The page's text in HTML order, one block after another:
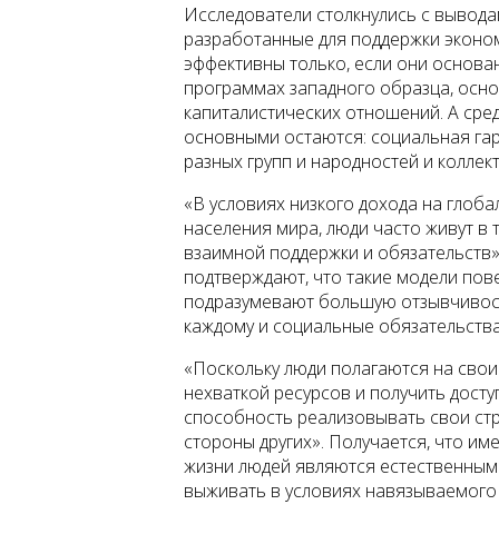
Исследователи столкнулись с
разработанные для поддержки
эффективны только, если они
программах западного образца,
капиталистических отношений. А
основными остаются: социальная
разных групп и народностей и
«В условиях низкого дохода на
населения мира, люди часто живут в
взаимной поддержки и
подтверждают, что такие модели
подразумевают большую
каждому и социальные
«Поскольку люди полагаются на
нехваткой ресурсов и получить
способность реализовывать свои
стороны других». Получается, что
жизни людей являются
выживать в условиях навязываемого